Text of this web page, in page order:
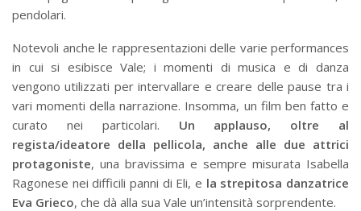
pendolari.
Notevoli anche le rappresentazioni delle varie performances
in cui si esibisce Vale; i momenti di musica e di danza
vengono utilizzati per intervallare e creare delle pause tra i
vari momenti della narrazione. Insomma, un film ben fatto e
curato nei particolari. Un applauso, oltre al
regista/ideatore della pellicola, anche alle due attrici
protagoniste, una bravissima e sempre misurata Isabella
Ragonese nei difficili panni di Eli, e la strepitosa danzatrice
Eva Grieco, che dà alla sua Vale un’intensità sorprendente.